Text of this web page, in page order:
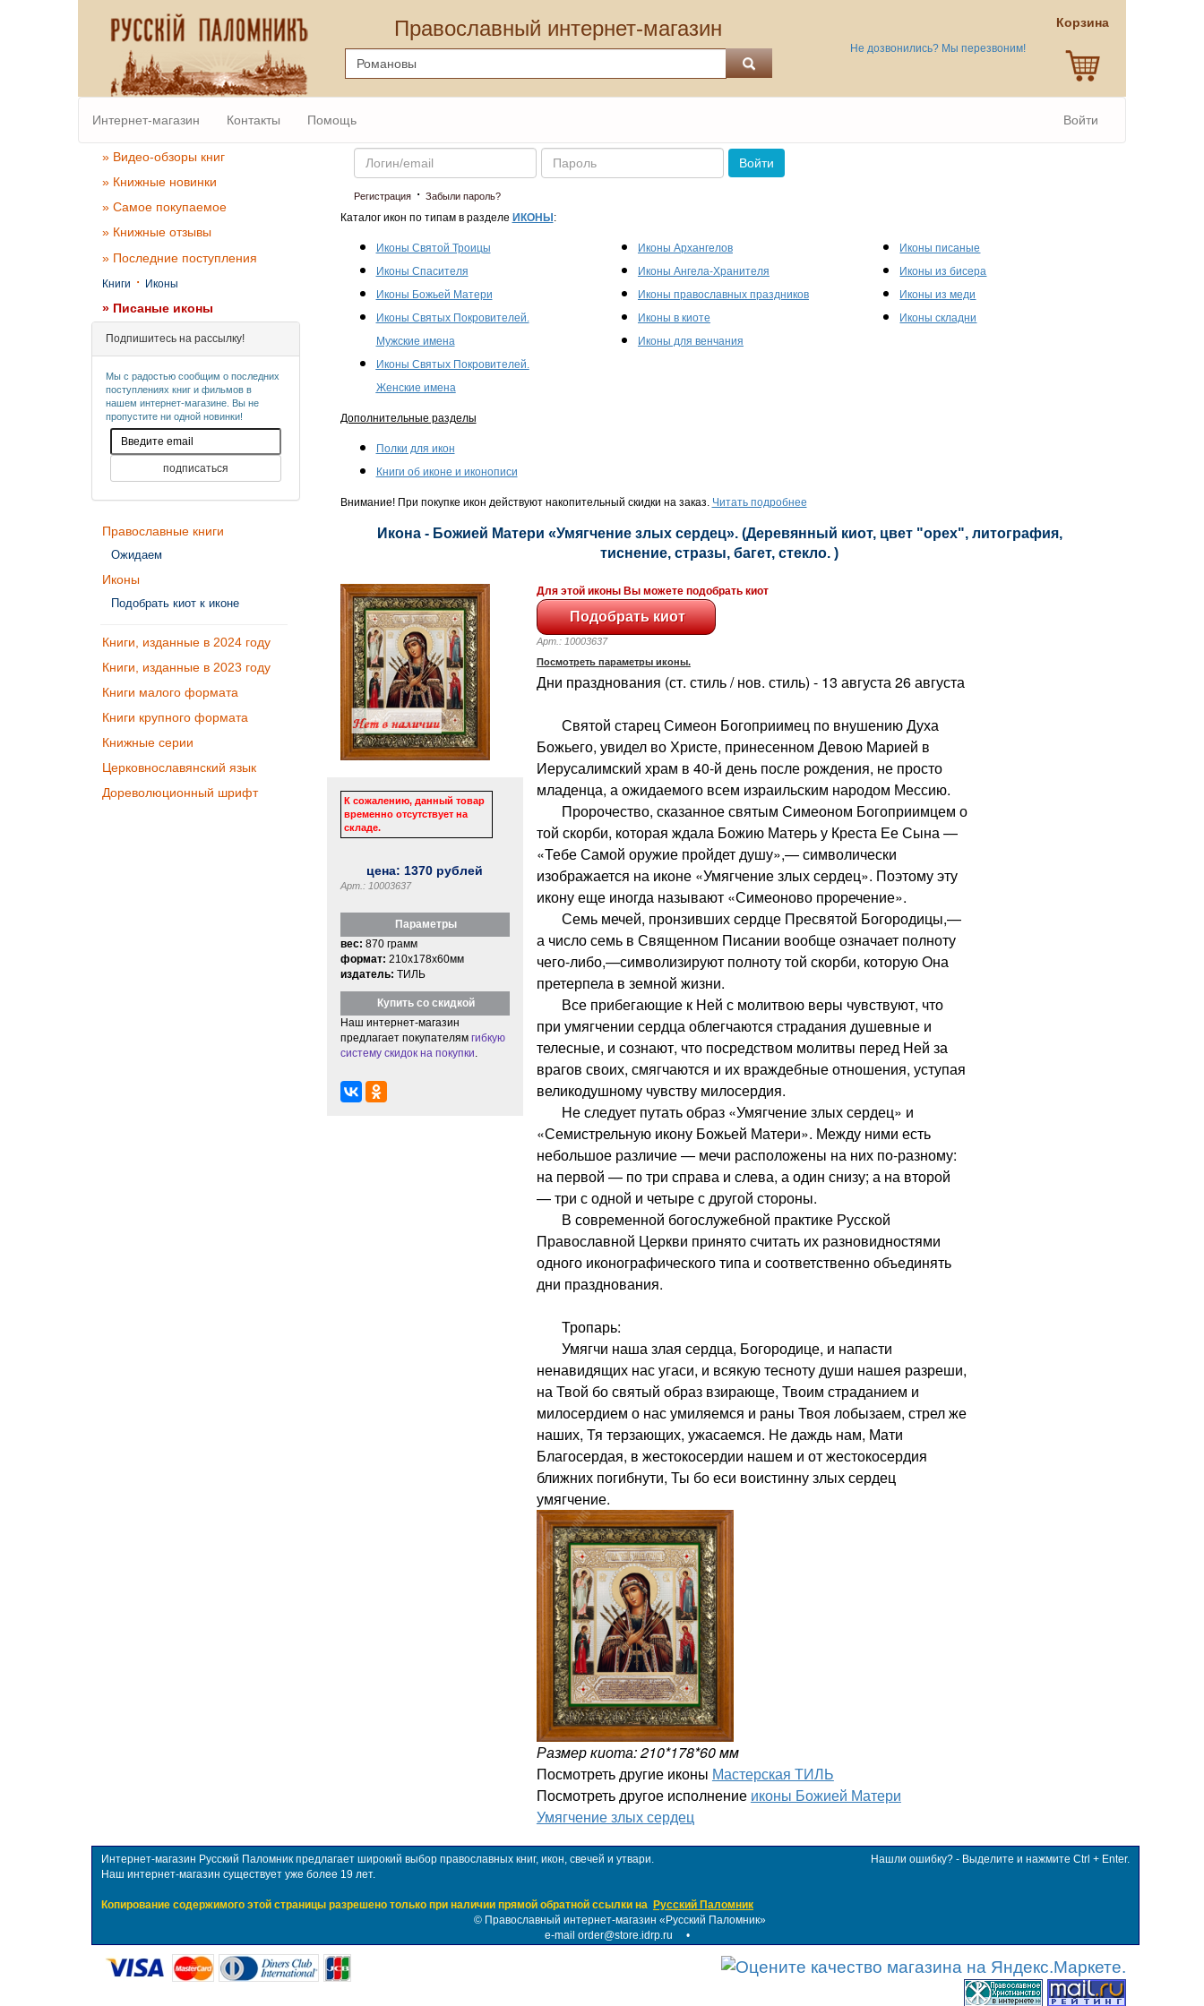
Православный интернет-магазин
Не дозвонились? Мы перезвоним!
Корзина
Интернет-магазин Контакты Помощь Войти
» Видео-обзоры книг
» Книжные новинки
» Самое покупаемое
» Книжные отзывы
» Последние поступления
Книги · Иконы
» Писаные иконы
Подпишитесь на рассылку!
Мы с радостью сообщим о последних
поступлениях книг и фильмов в
нашем интернет-магазине. Вы не
пропустите ни одной новинки!
Православные книги
Ожидаем
Иконы
Подобрать киот к иконе
Книги, изданные в 2024 году
Книги, изданные в 2023 году
Книги малого формата
Книги крупного формата
Книжные серии
Церковнославянский язык
Дореволюционный шрифт
Email Пароль
Войти
Регистрация· Забыли пароль?
Каталог икон по типам в разделе ИКОНЫ :
Иконы Святой Троицы
Иконы Спасителя
Иконы Божьей Матери
Иконы Святых Покровителей.
Мужские имена
Иконы Святых Покровителей.
Женские имена
Иконы Архангелов
Иконы Ангела-Хранителя
Иконы православных праздников
Иконы в киоте
Иконы для венчания
Иконы писаные
Иконы из бисера
Иконы из меди
Иконы складни
Дополнительные разделы
Полки для икон
Книги об иконе и иконописи
Внимание! При покупке икон действуют накопительный скидки на заказ. Читать подробнее
Икона - Божией Матери «Умягчение злых сердец». (Деревянный киот, цвет "орех", литография,
тиснение, стразы, багет, стекло. )
К сожалению, данный товар
временно отсутствует на
складе.
цена: 1370 рублей
Арт.: 10003637
Параметры
вес: 870 грамм
формат: 210x178x60мм
издатель: ТИЛЬ
Купить со скидкой
Наш интернет-магазин
предлагает покупателям гибкую
систему скидок на покупки
Для этой иконы Вы можете подобрать киот
Арт.: 10003637
Посмотреть параметры иконы.
Дни празднования (ст. стиль / нов. стиль) - 13 августа 26 августа
Святой старец Симеон Богоприимец по внушению Духа
Божьего, увидел во Христе, принесенном Девою Марией в
Иерусалимский храм в 40-й день после рождения, не просто
младенца, а ожидаемого всем израильским народом Мессию.
Пророчество, сказанное святым Симеоном Богоприимцем о
той скорби, которая ждала Божию Матерь у Креста Ее Сына —
«Тебе Самой оружие пройдет душу»,— символически
изображается на иконе «Умягчение злых сердец». Поэтому эту
икону еще иногда называют «Симеоново проречение».
Семь мечей, пронзивших сердце Пресвятой Богородицы,—
а число семь в Священном Писании вообще означает полноту
чего-либо,—символизируют полноту той скорби, которую Она
претерпела в земной жизни.
Все прибегающие к Ней с молитвою веры чувствуют, что
при умягчении сердца облегчаются страдания душевные и
телесные, и сознают, что посредством молитвы перед Ней за
врагов своих, смягчаются и их враждебные отношения, уступая
великодушному чувству милосердия.
Не следует путать образ «Умягчение злых сердец» и
«Семистрельную икону Божьей Матери». Между ними есть
небольшое различие — мечи расположены на них по-разному:
на первой — по три справа и слева, а один снизу; а на второй
— три с одной и четыре с другой стороны.
В современной богослужебной практике Русской
Православной Церкви принято считать их разновидностями
одного иконографического типа и соответственно объединять
дни празднования.
Тропарь:
Умягчи наша злая сердца, Богородице, и напасти
ненавидящих нас угаси, и всякую тесноту души нашея разреши,
на Твой бо святый образ взирающе, Твоим страданием и
милосердием о нас умиляемся и раны Твоя лобызаем, стрел же
наших, Тя терзающих, ужасаемся. Не даждь нам, Мати
Благосердая, в жестокосердии нашем и от жестокосердия
ближних погибнути, Ты бо еси воистинну злых сердец
умягчение.
Размер киота: 210*178*60 мм
Посмотреть другие иконы Мастерская ТИЛЬ
Посмотреть другое исполнение иконы Божией Матери
Умягчение злых сердец
Интернет-магазин Русский Паломник предлагает широкий выбор православных книг, икон, свечей и утвари.
Наш интернет-магазин существует уже более 19 лет.
Копирование содержимого этой страницы разрешено только при наличии прямой обратной ссылки на Русский Паломник
Нашли ошибку? - Выделите и нажмите Ctrl + Enter.
© Православный интернет-магазин «Русский Паломник»
e-mail order@store.idrp.ru •